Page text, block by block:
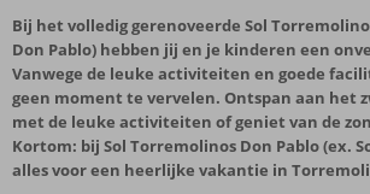
Bij het volledig gerenoveerde Sol
Don Pablo) hebben jij en je kinderen een
Vanwege de leuke activiteiten en goede
geen moment te vervelen. Ontspan aan het
met de leuke activiteiten of geniet van de
Kortom: bij Sol Torremolinos Don Pablo (ex.
alles voor een heerlijke vakantie in